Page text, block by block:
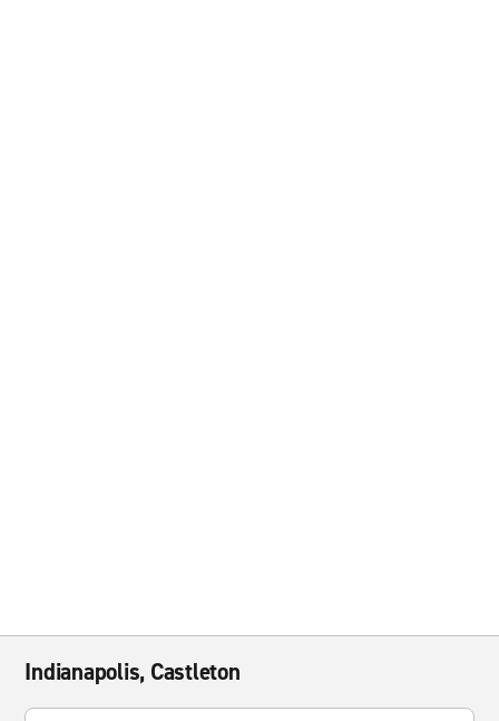
Indianapolis, Castleton